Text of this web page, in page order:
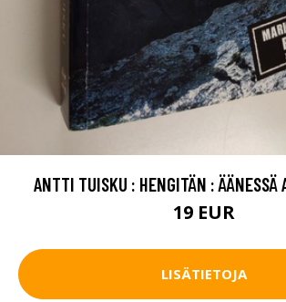
ANTTI TUISKU : HENGITÄN : ÄÄNESSÄ
19 EUR
LISÄTIETOJA